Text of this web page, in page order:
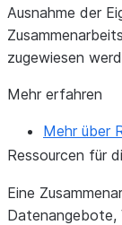
Ausnahme der
zugewiesen
Mehr erfahren
Mehr über
Ressourcen für
Eine
Datenangebote,